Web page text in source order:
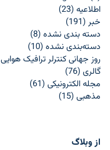
اطلاعيه (23)
خبر (191)
دسته بندی نشده (8)
دسته‌بندی نشده (10)
روز جهانی کنترلر ترافیک هوایی
گالری (76)
مجله الکترونیکی (61)
مذهبی (15)
از وبلاگ